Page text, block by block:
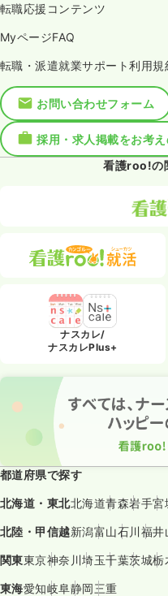
転職応援コンテンツ
MyページFAQ
転職・派遣就業サポート利用
お問い合わせフォーム
採用・求人掲載をお考
看護roo!の
ナスカレ/
ナスカレPlus+
都道府県で探す
北海道・東北北海道青森岩手宮
北陸・甲信越新潟富山石川福井
関東東京神奈川埼玉千葉茨城栃
東海愛知岐阜静岡三重